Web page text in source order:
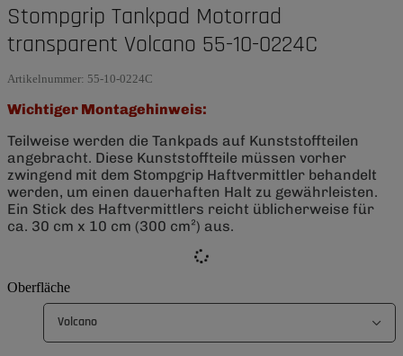
Stompgrip Tankpad Motorrad
transparent Volcano 55-10-0224C
Artikelnummer: 55-10-0224C
Wichtiger Montagehinweis:
Teilweise werden die Tankpads auf Kunststoffteilen
angebracht. Diese Kunststoffteile müssen vorher
zwingend mit dem Stompgrip Haftvermittler behandelt
werden, um einen dauerhaften Halt zu gewährleisten.
Ein Stick des Haftvermittlers reicht üblicherweise für
ca. 30 cm x 10 cm (300 cm²) aus.
Oberfläche
Volcano